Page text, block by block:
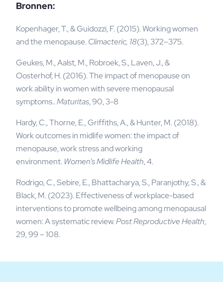
Bronnen:
Kopenhager, T., & Guidozzi, F. (2015). Working women
and the menopause.Climacteric, 18(3), 372–375.
Geukes, M., Aalst, M., Robroek, S., Laven, J., &
Oosterhof, H. (2016). The impact of menopause on
work ability in women with severe menopausal
symptoms..Maturitas, 90, 3-8
Hardy, C., Thorne, E., Griffiths, A., & Hunter, M. (2018).
Work outcomes in midlife women: the impact of
menopause, work stress and working
environment. Women’s Midlife Health, 4.
Rodrigo, C., Sebire, E., Bhattacharya, S., Paranjothy, S., &
Black, M. (2023). Effectiveness of workplace-based
interventions to promote wellbeing among menopausal
women: A systematic review.Post Reproductive Health,
29, 99 – 108.